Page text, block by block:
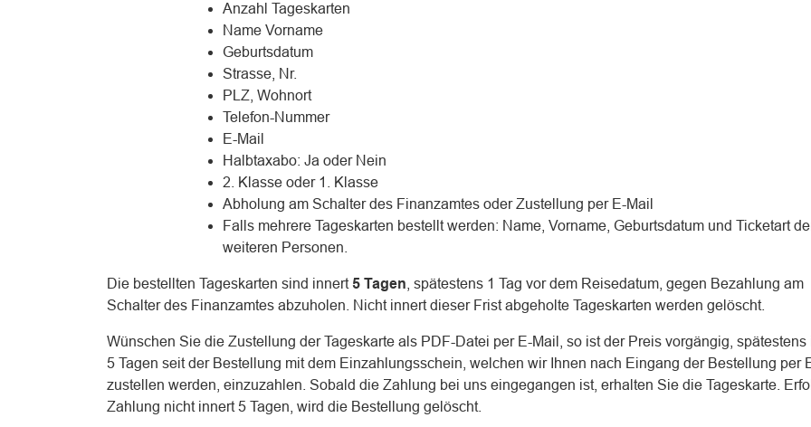
Anzahl Tageskarten
Name Vorname
Geburtsdatum
Strasse, Nr.
PLZ, Wohnort
Telefon-Nummer
E-Mail
Halbtaxabo: Ja oder Nein
2. Klasse oder 1. Klasse
Abholung am Schalter des Finanzamtes oder Zustellung per E-Mail
Falls mehrere Tageskarten bestellt werden: Name, Vorname, Geburtsdatum und Ticketart
weiteren Personen.
Die bestellten Tageskarten sind innert5 Tagen , spätestens 1 Tag vor dem Reisedatum, gegen Bezahlung am
Schalter des Finanzamtes abzuholen. Nicht innert dieser Frist abgeholte Tageskarten werden gelöscht.
Wünschen Sie die Zustellung der Tageskarte als PDF-Datei per E-Mail, so ist der Preis vorgängig, spätestens
5 Tagen seit der Bestellung mit dem Einzahlungsschein, welchen wir Ihnen nach Eingang der Bestellung per
zustellen werden, einzuzahlen. Sobald die Zahlung bei uns eingegangen ist, erhalten Sie die Tageskarte.
Zahlung nicht innert 5 Tagen, wird die Bestellung gelöscht.